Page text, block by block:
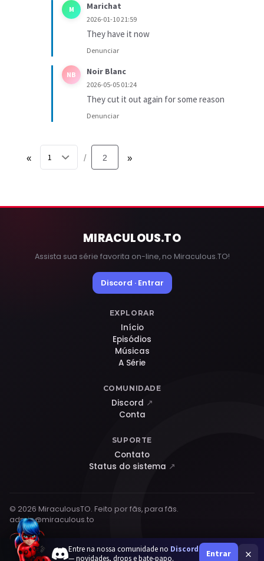
Entre na nossa comunidade no Discord
— novidades, drops e bate-papo.
Entrar ×
M Marichat
2026-01-10 21:59
They have it now
Denunciar
NB Noir Blanc
2026-05-05 01:24
They cut it out again for some reason
Denunciar
« / 2 »
MIRACULOUS.TO
Assista sua série favorita on-line, no Miraculous.TO!
Discord · Entrar
EXPLORAR
Início
Episódios
Músicas
A Série
COMUNIDADE
Discord ↗
Conta
SUPORTE
Contato
Status do sistema ↗
© 2026 MiraculousTO. Feito por fãs, para fãs.
admin@miraculous.to